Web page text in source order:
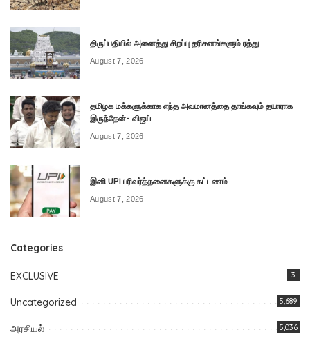
திருப்பதியில் அனைத்து சிறப்பு தரிசனங்களும் ரத்து
August 7, 2026
தமிழக மக்களுக்காக எந்த அவமானத்தை தாங்கவும் தயாராக
இருந்தேன்- விஜய்
August 7, 2026
இனி UPI பரிவர்த்தனைகளுக்கு கட்டணம்
August 7, 2026
Categories
EXCLUSIVE 3
Uncategorized 5,689
அரசியல் 5,036